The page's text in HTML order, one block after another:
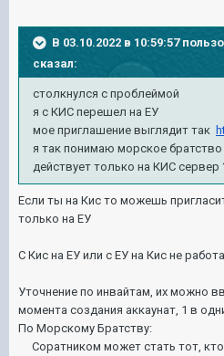
В 03.10.2022 в 10:59:57
сказал:
столкнулся с проблеймой
я с КИС перешел на ЕУ
мое приглашение выглядит так
я так понимаю морское братство
действует только на КИС сервер
Если ты на Кис то можешь
только на ЕУ
С Кис на ЕУ или с ЕУ на Кис не
Уточнение по инвайтам, их можно
момента создания аккаунат, 1 в
По Морскому Братству:
Соратником может стать тот,